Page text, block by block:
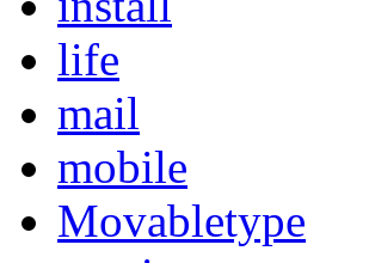
life
mail
mobile
Movabletype